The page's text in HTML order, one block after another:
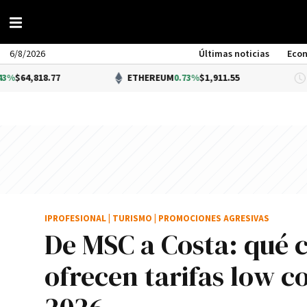
6/8/2026 Últimas noticias
ETHEREUM0.73%$1,911.55
De MSC a Costa:
ofrecen tarifas low
IPROFESIONAL TURISMO PROMOCIONES AGRESIVAS